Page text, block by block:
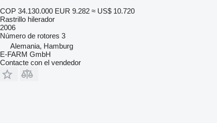
COP 34.130.000 EUR 9.282 ≈ US$ 10.720
Rastrillo hilerador
2006
Número de rotores 3
Alemania, Hamburg
E-FARM GmbH
Contacte con el vendedor